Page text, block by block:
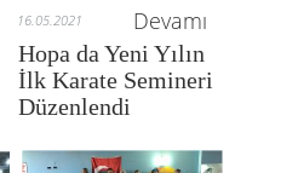
16.05.2021 Devamı
Hopa da Yeni Yılın
İlk Karate Semineri
Düzenlendi